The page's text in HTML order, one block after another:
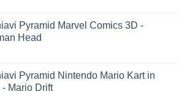
Pyramid Marvel Comics 3D -
Head
Pyramid Nintendo Mario Kart in
- Mario Drift